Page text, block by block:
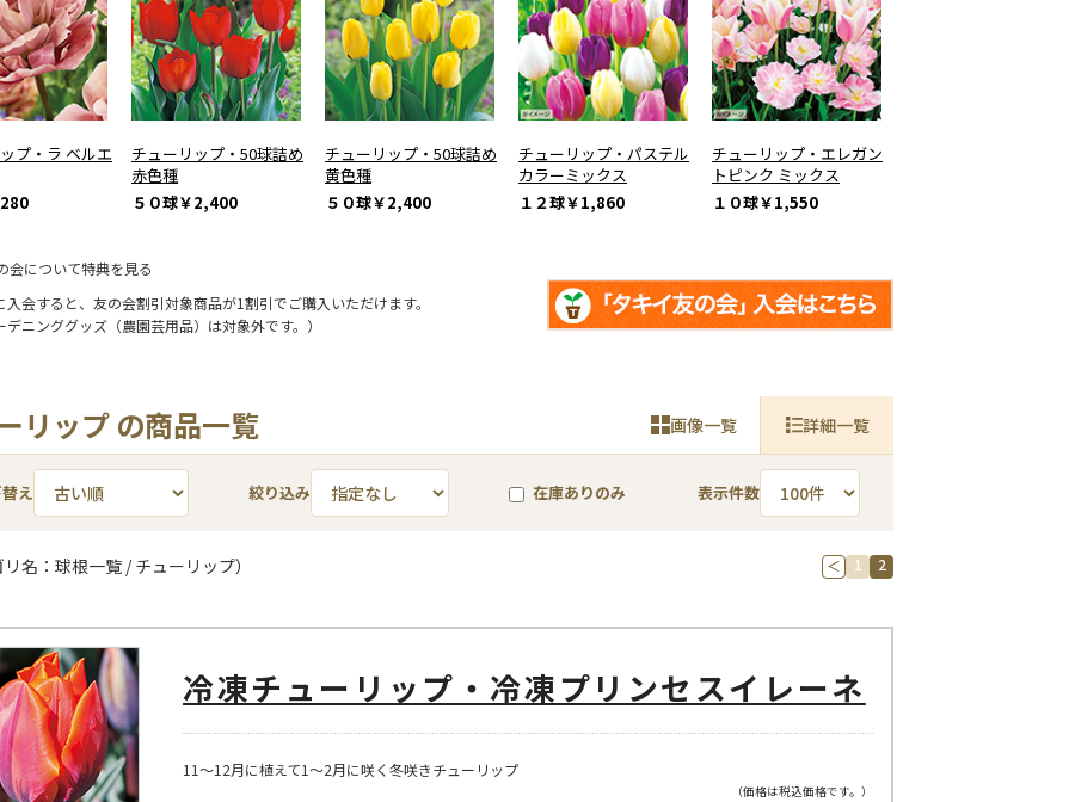
プ・ラ ベルエ
チューリップ・50球詰め
赤色種
５０球￥2,400
チューリップ・50球詰め
黄色種
５０球￥2,400
チューリップ・パステル
カラーミックス
１２球￥1,860
チューリップ・エレガン
トピンク ミックス
１０球￥1,550
会について特典を見る
入会すると、友の会割引対象商品が1割引でご購入いただけます。
デニンググッズ（農園芸用品）は対象外です。）
リップ の商品一覧 画像一覧 詳細一覧
え 絞り込み 在庫ありのみ 表示件数
リ名：球根一覧 / チューリップ） ＜ 1 2
冷凍チューリップ・冷凍プリンセスイレーネ
11～12月に植えて1～2月に咲く冬咲きチューリップ
（価格は税込価格です。）